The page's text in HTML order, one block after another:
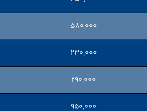
۵۸۰,۰۰۰
۲۳۰,۰۰۰
۲۹۰,۰۰۰
۹۵۰,۰۰۰